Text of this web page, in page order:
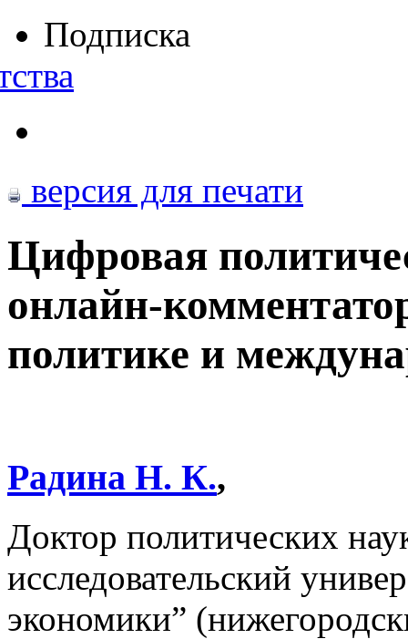
Подписка
версия для печати
Цифровая
онлайн-
политике и
Радина Н. К.,
Доктор политических
исследовательский
экономики”